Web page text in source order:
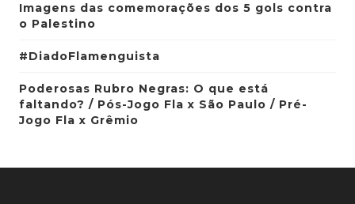
Imagens das comemorações dos 5 gols contra
o Palestino
#DiadoFlamenguista
Poderosas Rubro Negras: O que está
faltando? / Pós-Jogo Fla x São Paulo / Pré-
Jogo Fla x Grêmio